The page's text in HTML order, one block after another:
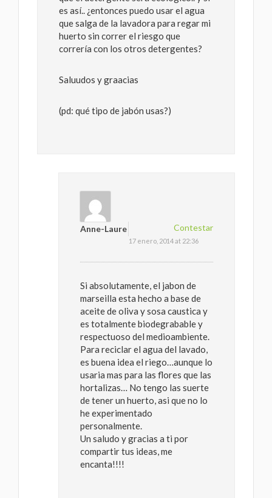
es así.. ¿entonces puedo usar el agua
que salga de la lavadora para regar mi
huerto sin correr el riesgo que
correría con los otros detergentes?
Saluudos y graacias
(pd: qué tipo de jabón usas?)
Contestar
Anne-Laure
17 enero, 2014 at 22:36
Si absolutamente, el jabon de
marseilla esta hecho a base de
aceite de oliva y sosa caustica y
es totalmente biodegrabable y
respectuoso del medioambiente.
Para reciclar el agua del lavado,
es buena idea el riego…aunque lo
usaria mas para las flores que las
hortalizas… No tengo las suerte
de tener un huerto, asi que no lo
he experimentado
personalmente.
Un saludo y gracias a ti por
compartir tus ideas, me
encanta!!!!